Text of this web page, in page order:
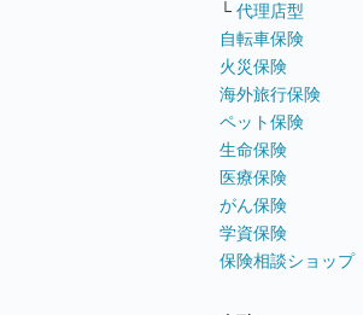
└ 代理店型
自転車保険
火災保険
海外旅行保険
ペット保険
生命保険
医療保険
がん保険
学資保険
保険相談ショップ